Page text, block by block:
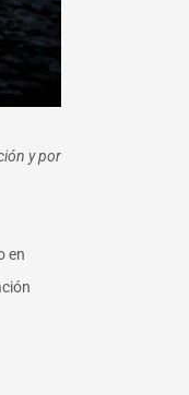
y por
en